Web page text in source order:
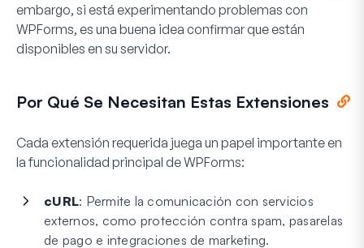
embargo, si está experimentando problemas con
WPForms, es una buena idea confirmar que están
disponibles en su servidor.
Por Qué Se Necesitan Estas Extensiones
Cada extensión requerida juega un papel importante en
la funcionalidad principal de WPForms:
cURL: Permite la comunicación con servicios
externos, como protección contra spam, pasarelas
de pago e integraciones de marketing.